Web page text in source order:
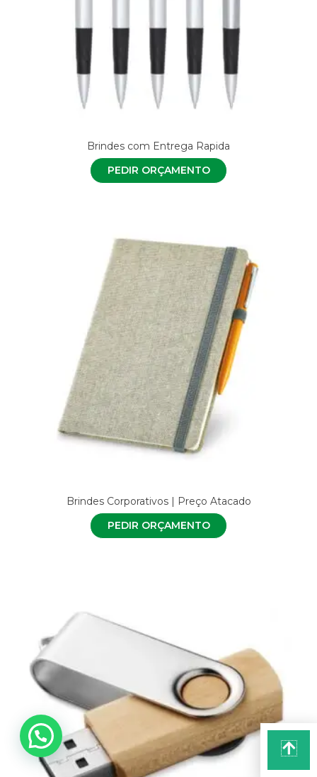
Brindes com Entrega Rapida
PEDIR ORÇAMENTO
Brindes Corporativos | Preço Atacado
PEDIR ORÇAMENTO